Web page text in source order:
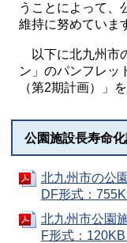
うことによって、
維持に努めていま
以下に北九州市
ン」のパンフレッ
（第2期計画）」
公園施設長寿命
北九州市の公
DF形式：
北九州市公園
F形式：120KB